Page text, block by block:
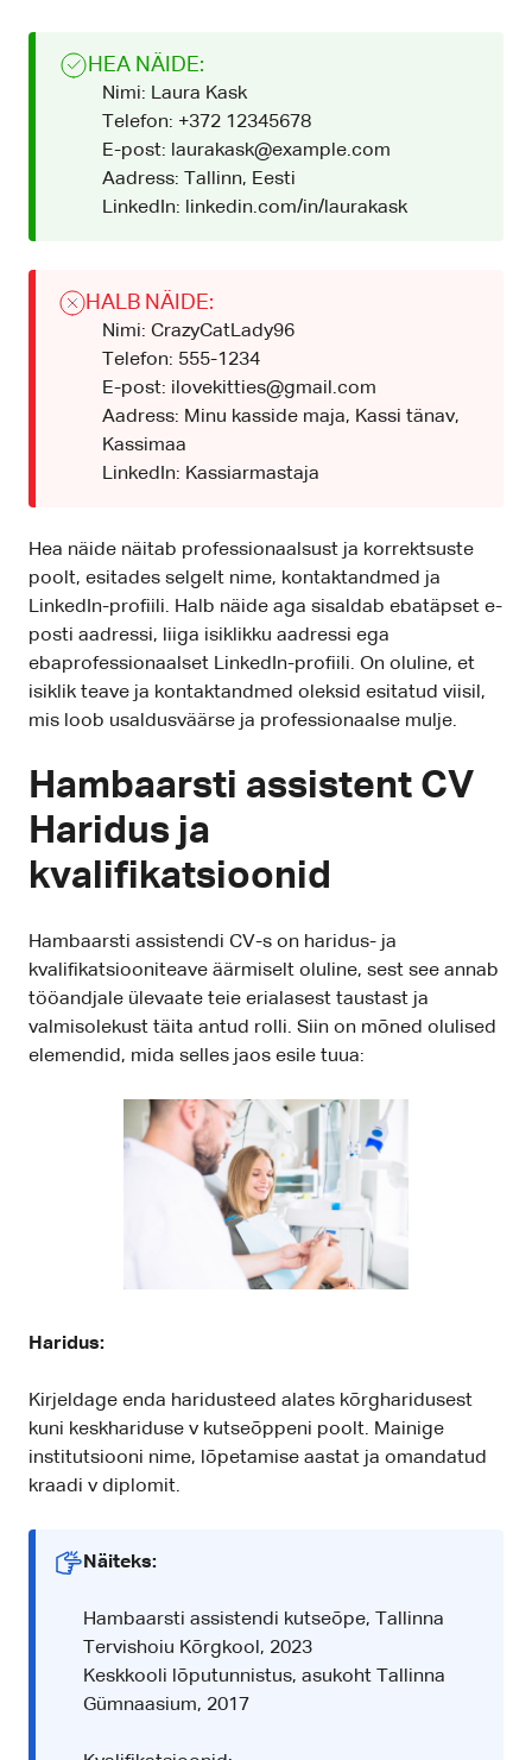
HEA NÄIDE:
Nimi: Laura Kask
Telefon: +372 12345678
E-post: laurakask@example.com
Aadress: Tallinn, Eesti
LinkedIn: linkedin.com/in/laurakask
HALB NÄIDE:
Nimi: CrazyCatLady96
Telefon: 555-1234
E-post: ilovekitties@gmail.com
Aadress: Minu kasside maja, Kassi tänav,
Kassimaa
LinkedIn: Kassiarmastaja
Hea näide näitab professionaalsust ja korrektsuste
poolt, esitades selgelt nime, kontaktandmed ja
LinkedIn-profiili. Halb näide aga sisaldab ebatäpset e-
posti aadressi, liiga isiklikku aadressi ega
ebaprofessionaalset LinkedIn-profiili. On oluline, et
isiklik teave ja kontaktandmed oleksid esitatud viisil,
mis loob usaldusväärse ja professionaalse mulje.
Hambaarsti assistent CV
Haridus ja
kvalifikatsioonid
Hambaarsti assistendi CV-s on haridus- ja
kvalifikatsiooniteave äärmiselt oluline, sest see annab
tööandjale ülevaate teie erialasest taustast ja
valmisolekust täita antud rolli. Siin on mõned olulised
elemendid, mida selles jaos esile tuua:
Haridus:
Kirjeldage enda haridusteed alates kõrgharidusest
kuni keskhariduse v kutseõppeni poolt. Mainige
institutsiooni nime, lõpetamise aastat ja omandatud
kraadi v diplomit.
Näiteks:
Hambaarsti assistendi kutseõpe, Tallinna
Tervishoiu Kõrgkool, 2023
Keskkooli lõputunnistus, asukoht Tallinna
Gümnaasium, 2017